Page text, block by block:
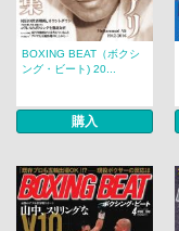
BOXING BEAT（ボクシ
ング・ビート) 20...
購入